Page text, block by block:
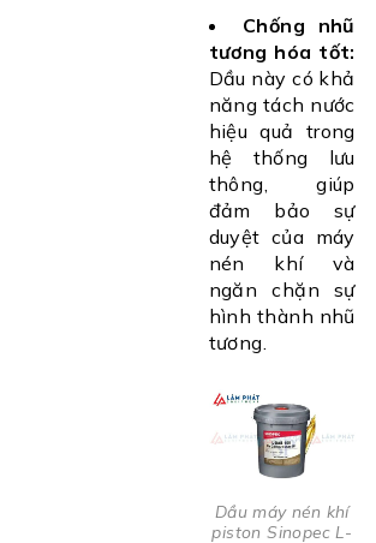
Chống nhũ
tương hóa tốt:
Dầu này có khả
năng tách nước
hiệu quả trong
hệ thống lưu
thông, giúp
đảm bảo sự
duyệt của máy
nén khí và
ngăn chặn sự
hình thành nhũ
tương.
Dầu máy nén khí
piston Sinopec L-